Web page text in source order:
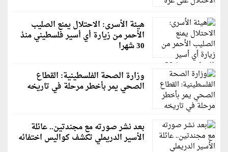
هيئة الأسرى: الاحتلال يمنع الصليب
الأحمر من زيارة أي أسير فلسطيني منذ
30 شهرا
وزارة الصحة الفلسطينية: القطاع
الصحي يمر بأخطر مرحلة في تاريخه
بعد نشر صورته مع مجندتين.. عائلة
الأسير الدريملي تكشف كواليس اختفائه